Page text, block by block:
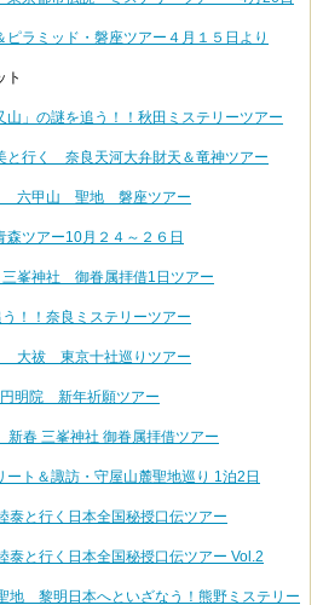
ラミッド・磐座ツアー４月１５日より
ト
山」の謎を追う！！秋田ミステリーツアー
行く 奈良天河大弁財天＆竜神ツアー
六甲山 聖地 磐座ツアー
森ツアー10月２４～２６日
峯神社 御眷属拝借1日ツアー
！！奈良ミステリーツアー
大祓 東京十社巡りツアー
明院 新年祈願ツアー
春 三峯神社 御眷属拝借ツアー
ート＆諏訪・守屋山麓聖地巡り 1泊2日
泰と行く日本全国秘授口伝ツアー
泰と行く日本全国秘授口伝ツアー Vol.2
地 黎明日本へといざなう！熊野ミステリー